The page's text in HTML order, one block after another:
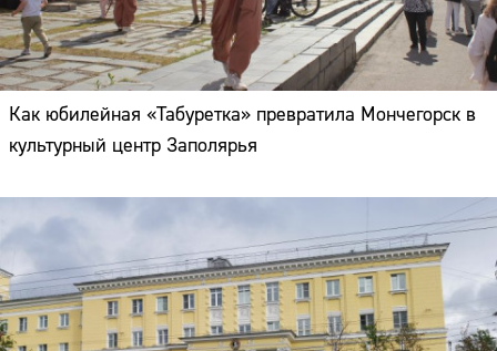
Как юбилейная «Табуретка» превратила Мончегорск в
культурный центр Заполярья